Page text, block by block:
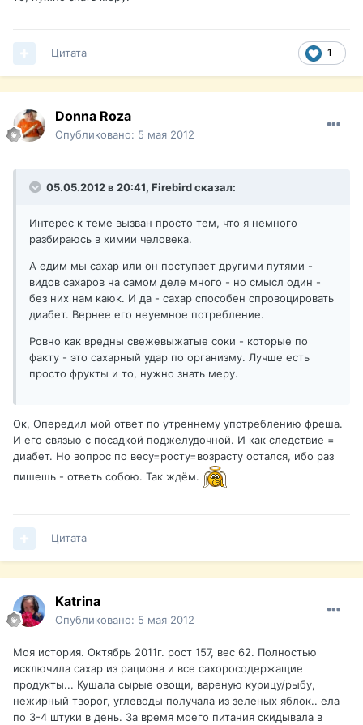
1
Цитата
Donna Roza
Опубликовано: 5 мая 2012
05.05.2012 в 20:41, Firebird сказал:
Интерес к теме вызван просто тем, что я немного
разбираюсь в химии человека.
А едим мы сахар или он поступает другими путями -
видов сахаров на самом деле много - но смысл один -
без них нам каюк. И да - сахар способен спровоцировать
диабет. Вернее его неуемное потребление.
Ровно как вредны свежевыжатые соки - которые по
факту - это сахарный удар по организму. Лучше есть
просто фрукты и то, нужно знать меру.
Ок, Опередил мой ответ по утреннему употреблению фреша.
И его связью с посадкой поджелудочной. И как следствие =
диабет. Но вопрос по весу=росту=возрасту остался, ибо раз
пишешь - ответь собою. Так ждём.
Цитата
Katrina
Опубликовано: 5 мая 2012
Моя история. Октябрь 2011г. рост 157, вес 62. Полностью
исключила сахар из рациона и все сахоросодержащие
продукты... Кушала сырые овощи, вареную курицу/рыбу,
нежирный творог, углеводы получала из зеленых яблок.. ела
по 3-4 штуки в день. За время моего питания скидывала в